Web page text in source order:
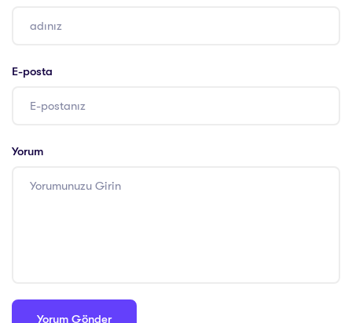
E-posta
Yorum